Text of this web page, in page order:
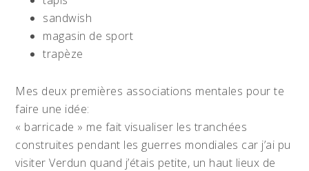
sandwish
magasin de sport
trapèze
Mes deux premières associations mentales pour te
faire une idée:
« barricade » me fait visualiser les tranchées
construites pendant les guerres mondiales car j’ai pu
visiter Verdun quand j’étais petite, un haut lieux de